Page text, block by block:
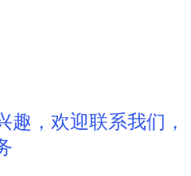
趣，欢迎联系我们，